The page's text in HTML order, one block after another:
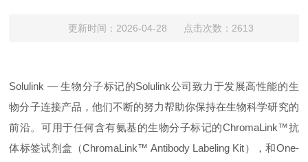
更新时间：2026-04-28 点击次数：2613
Solulink — 生物分子标记的Solulink公司致力于发展高性能的生
物分子连接产品，他们不断的努力帮助你保持在生物科学研究的
前沿。可用于任何含有氨基的生物分子标记的ChromaLink™抗
体标签试剂盒（ChromaLink™ Antibody Labeling Kit），和One-